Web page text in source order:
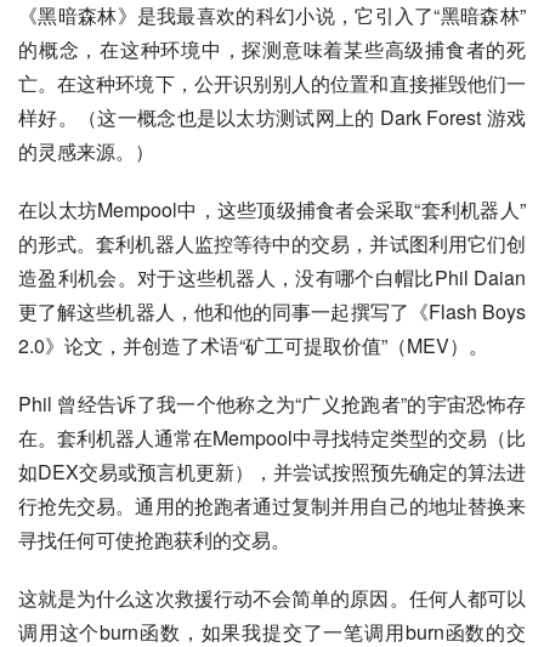
《黑暗森林》是我最喜欢的科幻小说，它引入了“黑暗森林”
的概念，在这种环境中，探测意味着某些高级捕食者的死
亡。在这种环境下，公开识别别人的位置和直接摧毁他们一
样好。（这一概念也是以太坊测试网上的 Dark Forest 游戏
的灵感来源。）
在以太坊Mempool中，这些顶级捕食者会采取“套利机器人”
的形式。套利机器人监控等待中的交易，并试图利用它们创
造盈利机会。对于这些机器人，没有哪个白帽比Phil Daian
更了解这些机器人，他和他的同事一起撰写了《Flash Boys
2.0》论文，并创造了术语“矿工可提取价值”（MEV）。
Phil 曾经告诉了我一个他称之为“广义抢跑者”的宇宙恐怖存
在。套利机器人通常在Mempool中寻找特定类型的交易（比
如DEX交易或预言机更新），并尝试按照预先确定的算法进
行抢先交易。通用的抢跑者通过复制并用自己的地址替换来
寻找任何可使抢跑获利的交易。
这就是为什么这次救援行动不会简单的原因。任何人都可以
调用这个burn函数，如果我提交了一笔调用burn函数的交